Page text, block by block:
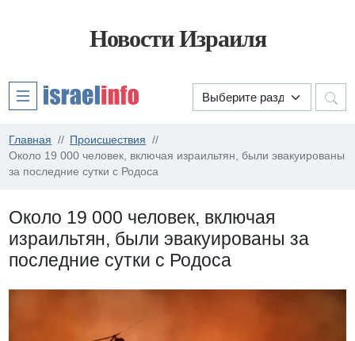
Новости Израиля
Главная
Происшествия
Около 19 000 человек, включая израильтян, были эвакуированы
за последние сутки с Родоса
Около 19 000 человек, включая
израильтян, были эвакуированы за
последние сутки с Родоса